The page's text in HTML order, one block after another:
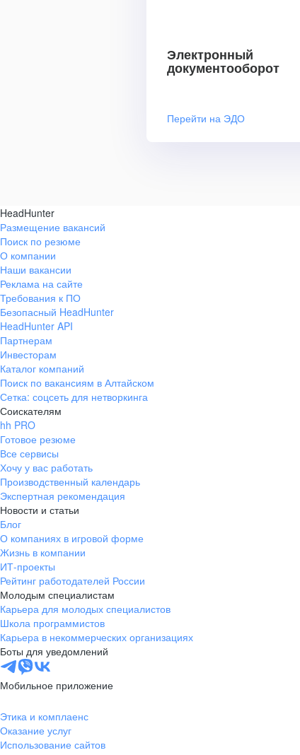
Электронный
документооборот
Перейти на ЭДО
HeadHunter
Размещение вакансий
Поиск по резюме
О компании
Наши вакансии
Реклама на сайте
Требования к ПО
Безопасный HeadHunter
HeadHunter API
Партнерам
Инвесторам
Каталог компаний
Поиск по вакансиям в Алтайском
Сетка: соцсеть для нетворкинга
Соискателям
hh PRO
Готовое резюме
Все сервисы
Хочу у вас работать
Производственный календарь
Экспертная рекомендация
Новости и статьи
Блог
О компаниях в игровой форме
Жизнь в компании
ИТ-проекты
Рейтинг работодателей России
Молодым специалистам
Карьера для молодых специалистов
Школа программистов
Карьера в некоммерческих организациях
Боты для уведомлений
Мобильное приложение
Этика и комплаенс
Оказание услуг
Использование сайтов